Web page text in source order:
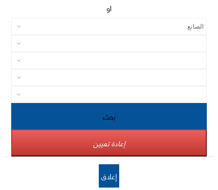
او
بحث
إعادة تعيين
إغلاق